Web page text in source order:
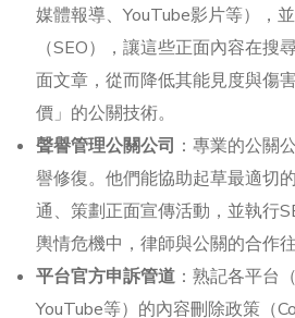
媒體報導、YouTube影片等），
（SEO），讓這些正面內容在搜
面文章，從而降低其能見度與傷
價」的公關技術。
聲譽管理公關公司 ：專業的公關
譽修復。他們能協助起草最適切
通、策劃正面宣傳活動，並執行
輿情危機中，律師與公關的合作
平台官方申訴管道 ：熟記各平台
YouTube等）的內容刪除政策（